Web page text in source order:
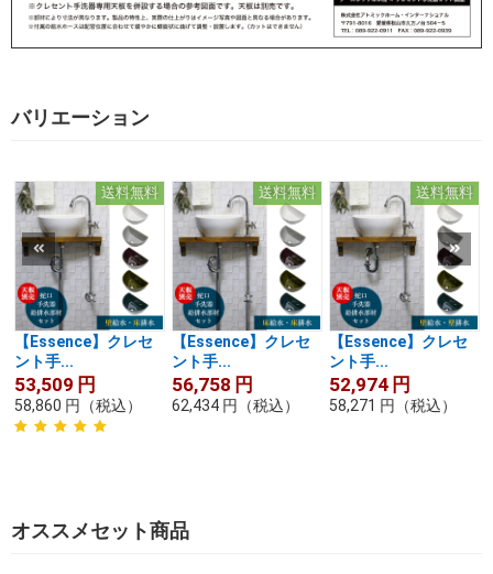
バリエーション
送料無料
【Essence】クレセ
ント手...
53,509 円
58,860 円 （税込）
送料無料
【Essence】クレセ
ント手...
56,758 円
62,434 円 （税込）
送料無料
【Essence】クレセ
ント手...
52,974 円
58,271 円 （税込）
オススメセット商品